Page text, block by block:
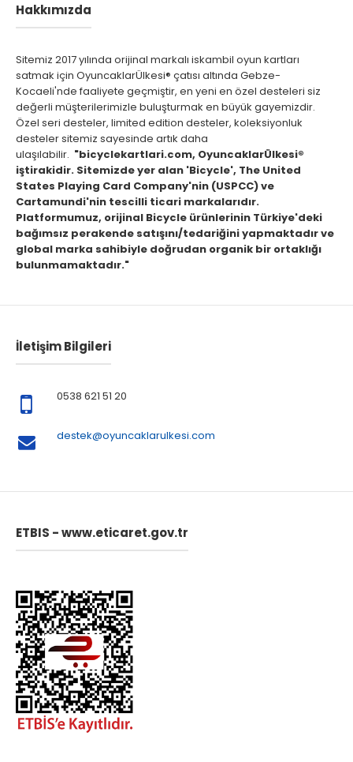
Hakkımızda
Sitemiz 2017 yılında orijinal markalı iskambil oyun kartları
satmak için OyuncaklarÜlkesi® çatısı altında Gebze-
Kocaeli'nde faaliyete geçmiştir, en yeni en özel desteleri siz
değerli müşterilerimizle buluşturmak en büyük gayemizdir.
Özel seri desteler, limited edition desteler, koleksiyonluk
desteler sitemiz sayesinde artık daha
ulaşılabilir. "bicyclekartlari.com, OyuncaklarÜlkesi®
iştirakidir. Sitemizde yer alan 'Bicycle', The United
States Playing Card Company'nin (USPCC) ve
Cartamundi'nin tescilli ticari markalarıdır.
Platformumuz, orijinal Bicycle ürünlerinin Türkiye'deki
bağımsız perakende satışını/tedariğini yapmaktadır ve
global marka sahibiyle doğrudan organik bir ortaklığı
bulunmamaktadır."
İletişim Bilgileri
0538 621 51 20
destek@oyuncaklarulkesi.com
ETBIS - www.eticaret.gov.tr